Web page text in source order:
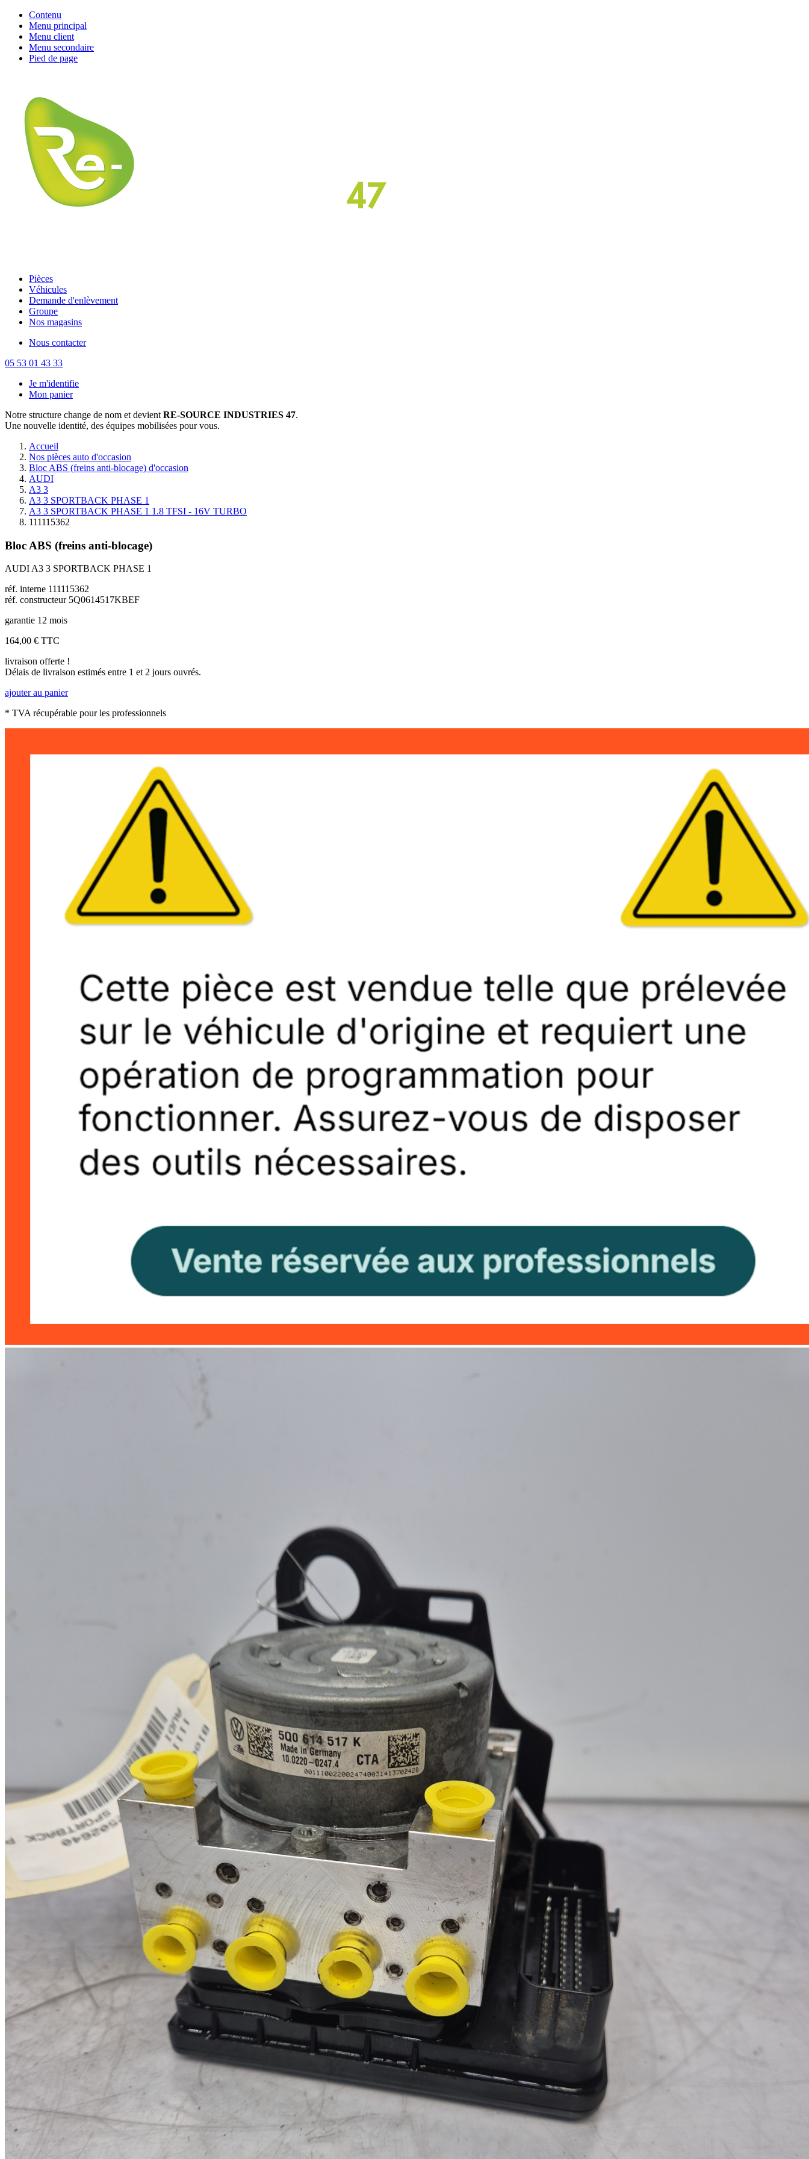
Contenu
Menu principal
Menu client
Menu secondaire
Pied de page
Pièces
Véhicules
Demande d'enlèvement
Groupe
Nos magasins
Nous contacter
05 53 01 43 33
Je m'identifie
Mon panier
Notre structure change de nom et devient RE-SOURCE INDUSTRIES 47.
Une nouvelle identité, des équipes mobilisées pour vous.
Accueil
Nos pièces auto d'occasion
Bloc ABS (freins anti-blocage) d'occasion
AUDI
A3 3
A3 3 SPORTBACK PHASE 1
A3 3 SPORTBACK PHASE 1 1.8 TFSI - 16V TURBO
111115362
Bloc ABS (freins anti-blocage)
AUDI A3 3 SPORTBACK PHASE 1
réf. interne 111115362
réf. constructeur 5Q0614517KBEF
garantie 12 mois
164,00 € TTC
livraison offerte !
Délais de livraison estimés entre 1 et 2 jours ouvrés.
ajouter au panier
* TVA récupérable pour les professionnels